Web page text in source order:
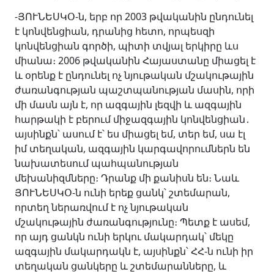
-ՅՈՒՆԵՍԿՕ-ն, երբ որ 2003 թվականին ընդունել
է կոնվենցիան, դրանից հետո, որպեսզի
կոնվենցիան գործի, պիտի տվյալ երկիրը ևս
միանա։ 2006 թվականին Հայաստանը միացել է
և օրենք է ընդունել ոչ նյութական մշակութային
ժառանգության պաշտպանության մասին, որի
մի մասն այն է, որ ազգային լեզվի և ազգային
հարթակի է բերում միջազգային կոնվենցիան․
այսինքն՝ ասում է՝ ես միացել եմ, տեր եմ, սա էլ
իմ տեղական, ազգային կարգավորումներն են
նախատեսում պահպանության
մեխանիզմները։ Դրանք մի քանիսն են։ Նաև
ՅՈՒՆԵՍԿՕ-ն ունի երեք ցանկ՝ շտեմարան,
որտեղ ներառվում է ոչ նյութական
մշակութային ժառանգությունը։ Պետք է ասեմ,
որ այդ ցանկն ունի երկու մակարդակ՝ մեկը
ազգային մակարդակն է, այսինքն՝ ՀՀ-ն ունի իր
տեղական ցանկերը և շտեմարանները, և